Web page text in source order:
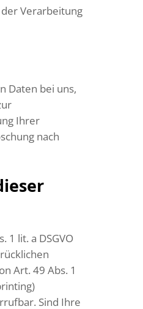
Verarbeitung
Daten bei uns,
Ihrer
nach
lit. a DSGVO
Art. 49 Abs. 1
Sind Ihre